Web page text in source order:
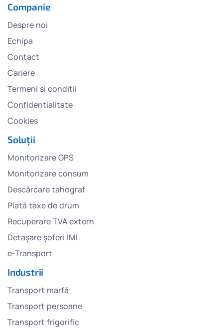
Companie
Despre noi
Echipa
Contact
Cariere
Termeni si conditii
Confidentialitate
Cookies
Soluții
Monitorizare GPS
Monitorizare consum
Descărcare tahograf
Plată taxe de drum
Recuperare TVA extern
Detașare șoferi IMI
e-Transport
Industrii
Transport marfă
Transport persoane
Transport frigorific